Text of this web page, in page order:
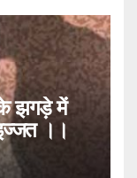
झगड़े में
।।